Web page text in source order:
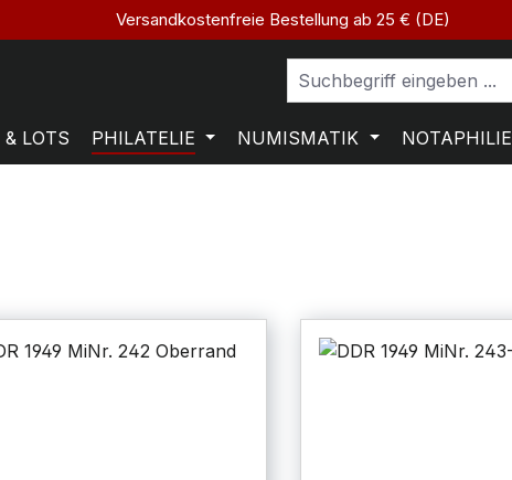
Versandkostenfreie Bestellung ab 25 € (DE)
LOTS PHILATELIE NUMISMATIK NOTAPHILIE